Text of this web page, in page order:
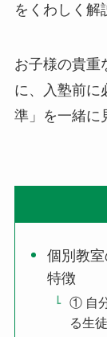
をくわしく解
お子様の貴重
に、入塾前に
準」を一緒に
個別教
特徴
① 自
る生徒